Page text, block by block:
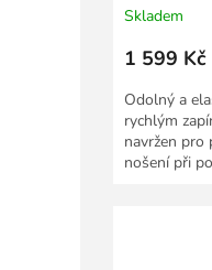
Skladem
1 599 Kč
Odolný a
rychlým
navržen pro
nošení při